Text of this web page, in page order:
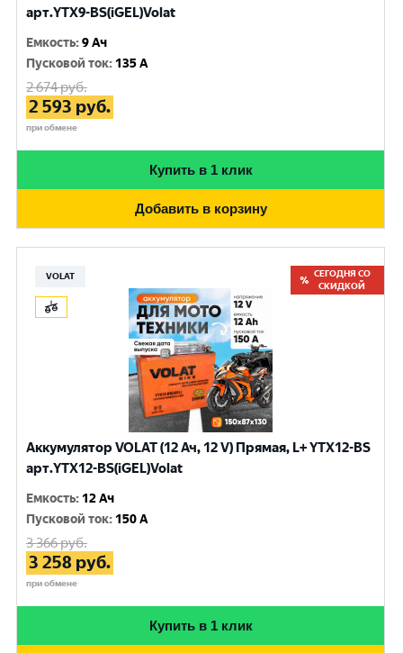
арт.YTX9-BS(iGEL)Volat
Емкость:9 Ач
Пусковой ток: 135 A
2 674руб.
2 593 руб.
при обмене
Купить в 1 клик
Добавить в корзину
VOLAT
СЕГОДНЯ СО
СКИДКОЙ
Аккумулятор VOLAT (12 Ач, 12 V) Прямая, L+ YTX12-BS
арт.YTX12-BS(iGEL)Volat
Емкость: 12 Ач
Пусковой ток: 150 A
3 366руб.
3 258 руб.
при обмене
Купить в 1 клик